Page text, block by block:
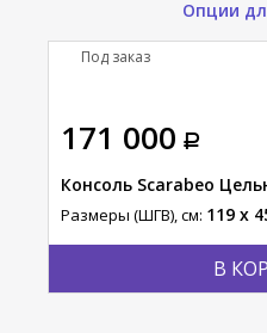
Опции
171 000
В
Консоль Scarabeo
Размеры (ШГВ), см: 119 x
Под заказ